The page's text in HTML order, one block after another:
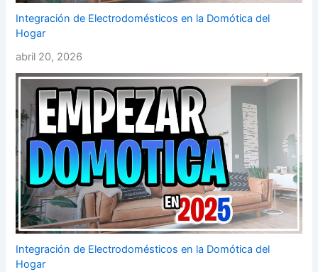
Integración de Electrodomésticos en la Domótica del
Hogar
abril 20, 2026
Integración de Electrodomésticos en la Domótica del
Hogar